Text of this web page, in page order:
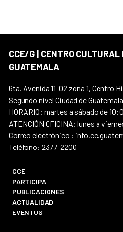
CCE/G | CENTRO CULTURAL
GUATEMALA
6ta. Avenida 11-02 zona 1, Centro
Segundo nivel Ciudad de Guatemala
HORARIO: martes a sábado de
ATENCIÓN OFICINA: lunes a
Correo electrónico :
Teléfono: 2377-2200
CCE
PARTICIPA
PUBLICACIONES
ACTUALIDAD
EVENTOS